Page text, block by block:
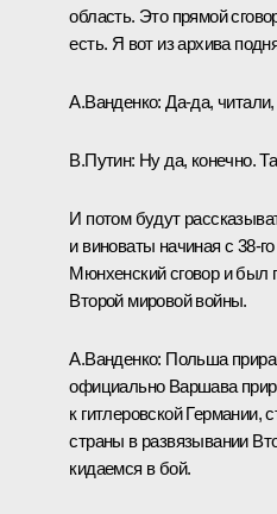
область. Это прямой
есть. Я вот из архива
А.Ванденко:Да-да,
В.Путин: Ну да, конечно.
И потом будут
и виноваты начиная с
Мюнхенский сговор и был
Второй мировой войны.
А.Ванденко: Польша
официально Варшава
к гитлеровской Германии,
страны в развязывании
кидаемся в бой.